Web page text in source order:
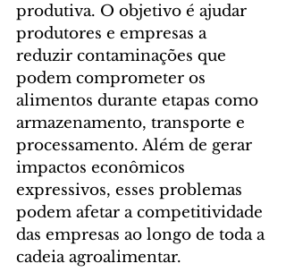
produtiva. O objetivo é ajudar
produtores e empresas a
reduzir contaminações que
podem comprometer os
alimentos durante etapas como
armazenamento, transporte e
processamento. Além de gerar
impactos econômicos
expressivos, esses problemas
podem afetar a competitividade
das empresas ao longo de toda a
cadeia agroalimentar.